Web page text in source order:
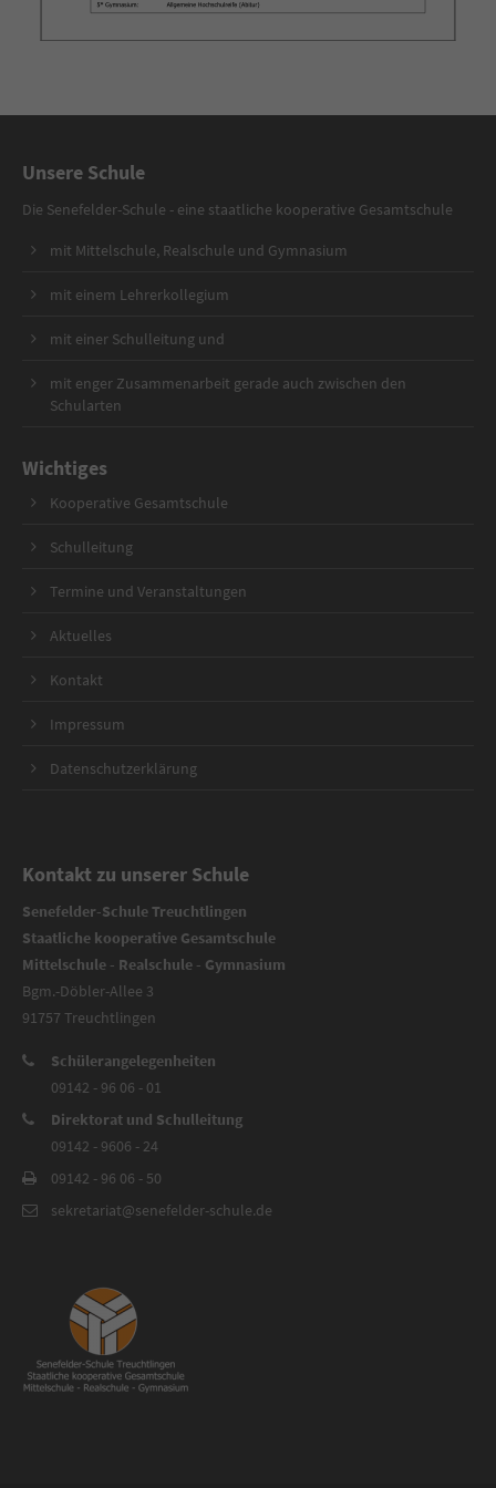
Unsere Schule
Die Senefelder-Schule - eine staatliche kooperative Gesamtschule
mit Mittelschule, Realschule und Gymnasium
mit einem Lehrerkollegium
mit einer Schulleitung und
mit enger Zusammenarbeit gerade auch zwischen den
Schularten
Wichtiges
Kooperative Gesamtschule
Schulleitung
Termine und Veranstaltungen
Aktuelles
Kontakt
Impressum
Datenschutzerklärung
Kontakt zu unserer Schule
Senefelder-Schule Treuchtlingen
Staatliche kooperative Gesamtschule
Mittelschule - Realschule - Gymnasium
Bgm.-Döbler-Allee 3
91757 Treuchtlingen
Schülerangelegenheiten
09142 - 96 06 - 01
Direktorat und Schulleitung
09142 - 9606 - 24
09142 - 96 06 - 50
sekretariat@senefelder-schule.de